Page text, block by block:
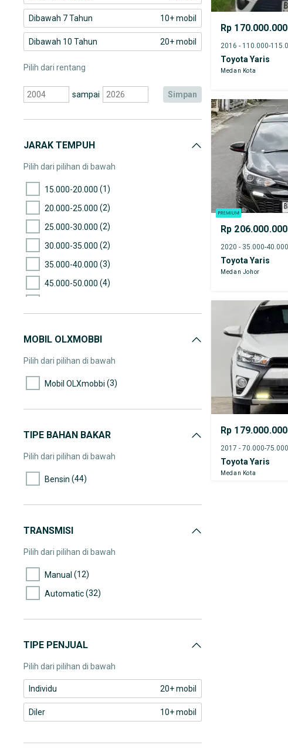
Dibawah 7 Tahun 10+ mobil
Dibawah 10 Tahun 20+ mobil
Pilih dari rentang
sampai simpan
JARAK TEMPUH
Pilih dari pilihan di bawah
15.000-20.000 (1)
20.000-25.000 (2)
25.000-30.000 (2)
30.000-35.000 (2)
35.000-40.000 (3)
45.000-50.000 (4)
65.000-70.000
70.000-75.000(5)
95.000-100.000 (2)
100.000-105.000 (4)
(1)
140.000-145.000
MOBIL OLXMOBBI
Pilih dari pilihan di bawah
Mobil OLXmobbi (3)
TIPE BAHAN BAKAR
Pilih dari pilihan di bawah
Bensin (44)
TRANSMISI
Pilih dari pilihan di bawah
Manual (12)
Automatic(32)
TIPE PENJUAL
Pilih dari pilihan di bawah
Individu 20+ mobil
Diler 10+ mobil
Rp 170.000.000
Toyota Yaris
Medan Kota
Rp 206.000.000
Toyota Yaris
Medan Johor
Rp 179.000.000
Toyota Yaris
Medan Kota